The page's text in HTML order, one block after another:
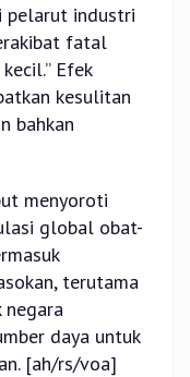
pelarut industri
fatal
Efek
kesulitan
bahkan
menyoroti
global obat-
terutama
negara
daya untuk
[ah/rs/voa]